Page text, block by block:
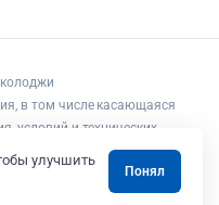
в том числе касающаяся
условий и технических
стоимости товаров и
ни при каких условиях не
положениями статьи 437
улучшить
Понял